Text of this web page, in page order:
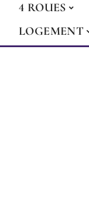
4 ROUES
LOGEMENT